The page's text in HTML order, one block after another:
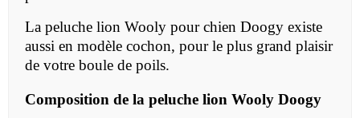
La peluche lion Wooly pour chien Doogy existe
aussi en modèle cochon, pour le plus grand plaisir
de votre boule de poils.
Composition de la peluche lion Wooly Doogy